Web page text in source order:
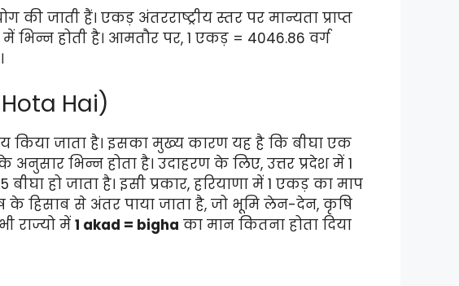
जाती हैं। एकड़ अंतरराष्ट्रीय स्तर पर मान्यता प्राप्त
होती है। आमतौर पर, 1 एकड़ = 4046.86 वर्ग
Hai)
जाता है। इसका मुख्य कारण यह है कि बीघा एक
भिन्न होता है। उदाहरण के लिए, उत्तर प्रदेश में 1
हो जाता है। इसी प्रकार, हरियाणा में 1 एकड़ का माप
के हिसाब से अंतर पाया जाता है, जो भूमि लेन-देन, कृषि
राज्यो में 1 akad = bigha का मान कितना होता दिया